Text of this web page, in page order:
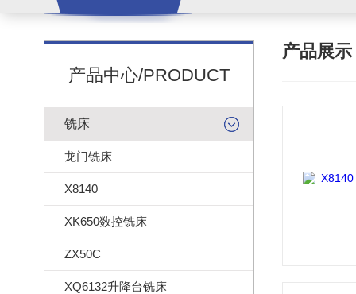
产品中心/PRODUCT
铣床
龙门铣床
X8140
XK650数控铣床
ZX50C
XQ6132升降台铣床
产品展示